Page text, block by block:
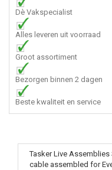
Dè Vakspecialist
Alles leveren uit voorraad
Groot assortiment
Bezorgen binnen 2 dagen
Beste kwaliteit en service
Tasker Live Assemblies
cable assembled for